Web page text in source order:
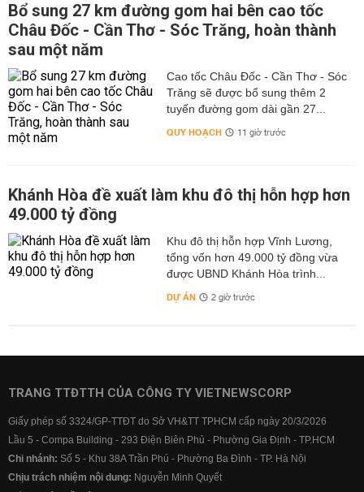
Bổ sung 27 km đường gom hai bên cao tốc
Châu Đốc - Cần Thơ - Sóc Trăng, hoàn thành
sau một năm
Cao tốc Châu Đốc - Cần Thơ - Sóc
Trăng sẽ được bổ sung thêm 2
tuyến đường gom dài gần 27...
QUY HOẠCH 11 giờ trước
Khánh Hòa đề xuất làm khu đô thị hỗn hợp hơn
49.000 tỷ đồng
Khu đô thị hỗn hợp Vĩnh Lương,
tổng vốn hơn 49.000 tỷ đồng vừa
được UBND Khánh Hòa trình...
DỰ ÁN 2 giờ trước
TRANG TTĐTTH CỦA CÔNG TY VIETNEWSCORP
Giấy phép số 3324/GP-TTĐT do Sở VH&TT TPHCM cấp ngày 20/3/2026
Lầu 5 - Compa Building - 293 Điện Biên Phủ - Phường Gia Định - TP.HCM
Chi nhánh: Số 5 - Khu 38A Trần Phú - Phường Ba Đình - TP. Hà Nội
Chịu trách nhiệm nội dung: Nguyễn Minh Quyết